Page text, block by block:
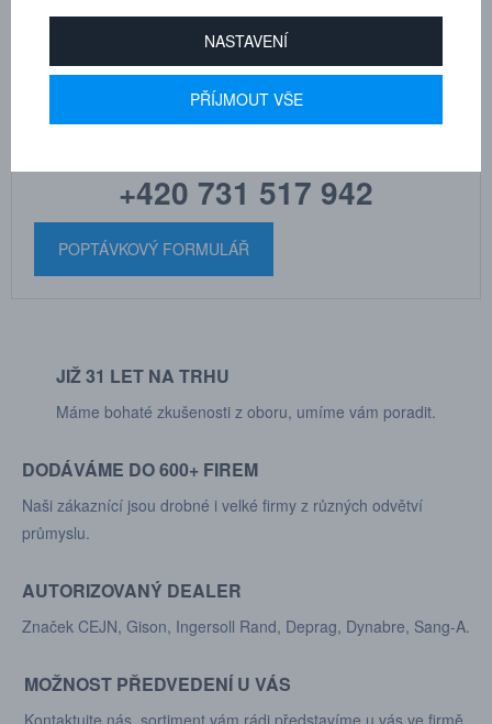
MARTIN
DRHOLEC
technické poradenství
+420 731 517 942
POPTÁVKOVÝ FORMULÁŘ
JIŽ 31 LET NA TRHU
Máme bohaté zkušenosti z oboru, umíme vám poradit.
DODÁVÁME DO 600+ FIREM
Naši zákaznící jsou drobné i velké firmy z různých odvětví
průmyslu.
AUTORIZOVANÝ DEALER
Značek CEJN, Gison, Ingersoll Rand, Deprag, Dynabre, Sang-A.
MOŽNOST PŘEDVEDENÍ U VÁS
Kontaktujte nás, sortiment vám rádi představíme u vás ve firmě.
NASTAVENÍ
PŘÍJMOUT VŠE